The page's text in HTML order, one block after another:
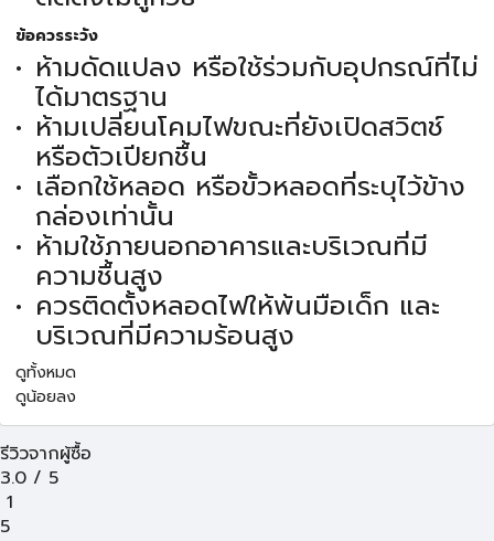
ข้อควรระวัง
ห้ามดัดแปลง หรือใช้ร่วมกับอุปกรณ์ที่ไม่
ได้มาตรฐาน
ห้ามเปลี่ยนโคมไฟขณะที่ยังเปิดสวิตช์
หรือตัวเปียกชื้น
เลือกใช้หลอด หรือขั้วหลอดที่ระบุไว้ข้าง
กล่องเท่านั้น
ห้ามใช้ภายนอกอาคารและบริเวณที่มี
ความชื้นสูง
ควรติดตั้งหลอดไฟให้พ้นมือเด็ก และ
บริเวณที่มีความร้อนสูง
ดูทั้งหมด
ดูน้อยลง
รีวิวจากผู้ซื้อ
3.0 / 5
1
5